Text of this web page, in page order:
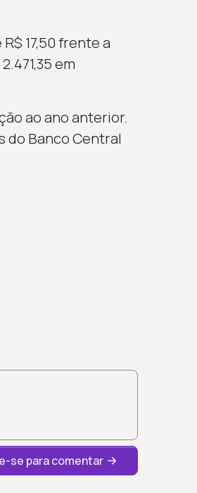
17,50 frente a
em
ao ano anterior.
do Banco Central
se para comentar